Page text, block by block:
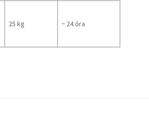
25 kg ~ 24 óra